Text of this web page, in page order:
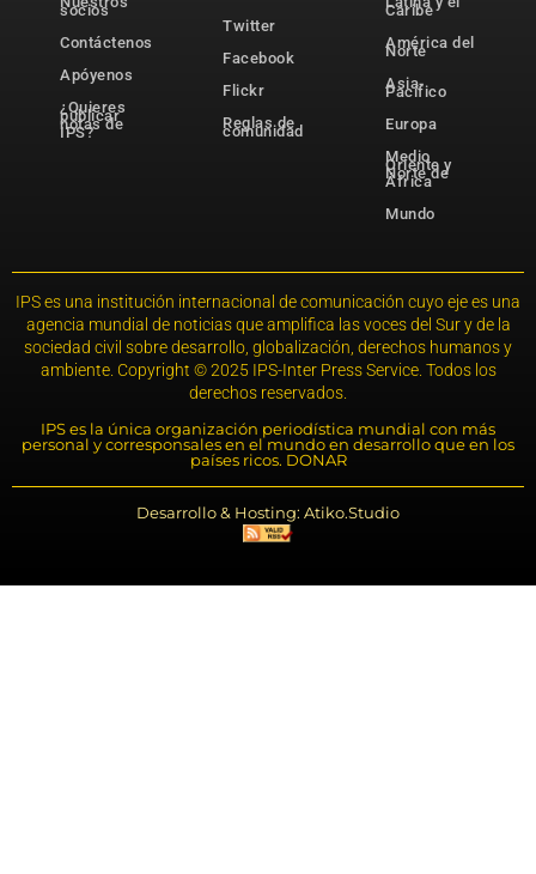
socios
Contáctenos
Apóyenos
¿Quieres
publicar
notas de
IPS?
Twitter
Facebook
Flickr
Reglas de
comunidad
Caribe
América del
Norte
Asia-
Pacífico
Europa
Medio
Oriente y
Norte de
África
Mundo
IPS es una institución internacional de comunicación cuyo eje es una
agencia mundial de noticias que amplifica las voces del Sur y de la
sociedad civil sobre desarrollo, globalización, derechos humanos y
ambiente. Copyright © 2025 IPS-Inter Press Service. Todos los
derechos reservados.
IPS es la única organización periodística mundial con más
personal y corresponsales en el mundo en desarrollo que en los
países ricos. DONAR
Desarrollo & Hosting: Atiko.Studio